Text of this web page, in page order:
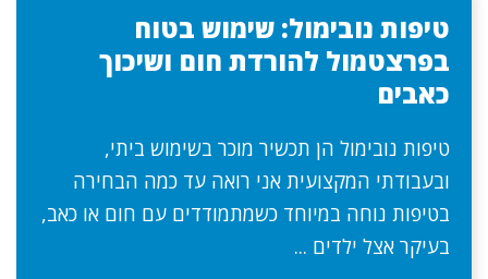
טיפות נובימול: שימוש בטוח
בפרצטמול להורדת חום ושיכוך
כאבים
טיפות נובימול הן תכשיר מוכר בשימוש ביתי,
ובעבודתי המקצועית אני רואה עד כמה הבחירה
בטיפות נוחה במיוחד כשמתמודדים עם חום או כאב,
בעיקר אצל ילדים ...